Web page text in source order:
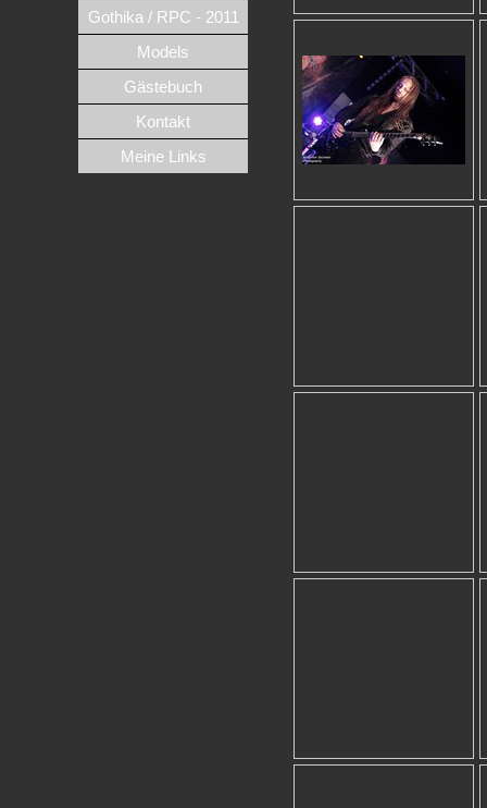
Gothika / RPC - 2011
Models
Gästebuch
Kontakt
Meine Links